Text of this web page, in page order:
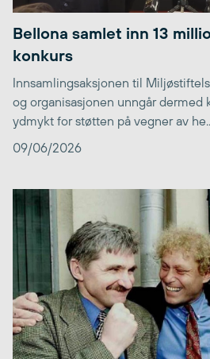
Bellona samlet inn 13
konkurs
Innsamlingsaksjonen til
og organisasjonen unngår dermed
ydmykt for støtten på vegner av
09/06/2026